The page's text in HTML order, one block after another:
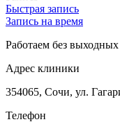
Быстрая запись
Запись на время
Работаем без выходных
Адрес клиники
354065, Сочи, ул.
Телефон